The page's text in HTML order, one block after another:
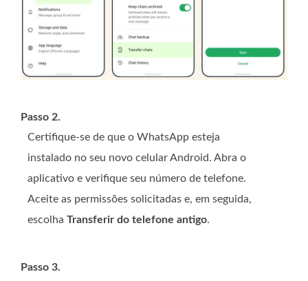
Passo 2.
Certifique-se de que o WhatsApp esteja
instalado no seu novo celular Android. Abra o
aplicativo e verifique seu número de telefone.
Aceite as permissões solicitadas e, em seguida,
escolha Transferir do telefone antigo.
Passo 3.